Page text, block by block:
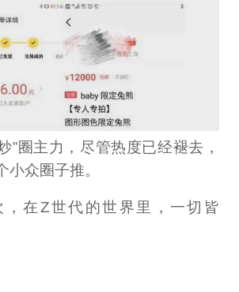
”圈主力，尽管热度已经褪去，
小众圈子推。
，在Z世代的世界里，一切皆